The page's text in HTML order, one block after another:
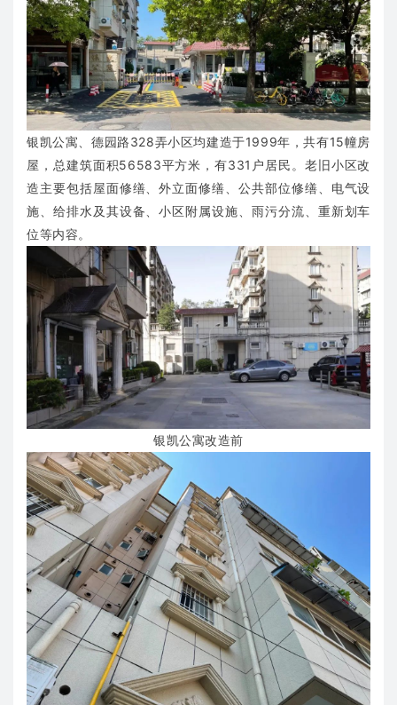
银凯公寓、德园路328弄小区均建造于1999年，共有15幢房
屋，总建筑面积56583平方米，有331户居民。老旧小区改
造主要包括屋面修缮、外立面修缮、公共部位修缮、电气设
施、给排水及其设备、小区附属设施、雨污分流、重新划车
位等内容。
银凯公寓改造前